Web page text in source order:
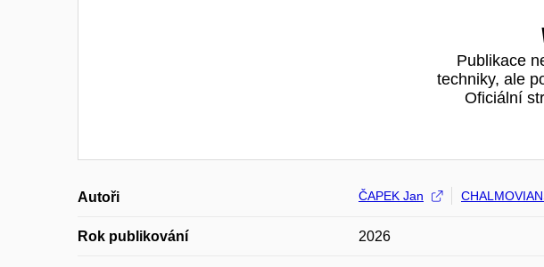
Publikace
techniky, ale
Oficiální
Autoři ČAPEK Jan
Rok publikování 2026